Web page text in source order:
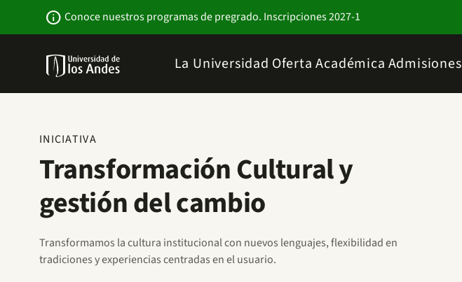
info Conoce nuestros programas de pregrado. Inscripciones 2027-1
La Universidad Oferta Académica Admisiones
INICIATIVA
Transformación Cultural y
gestión del cambio
Transformamos la cultura institucional con nuevos lenguajes, flexibilidad en
tradiciones y experiencias centradas en el usuario.